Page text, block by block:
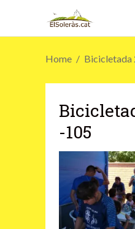
Home Bicicletada
-105